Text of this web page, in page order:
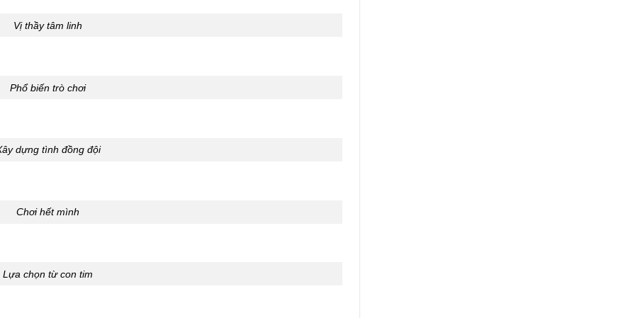
Vị thầy tâm linh
Phổ biến trò chơi
dựng tình đồng đội
Chơi hết mình
Lựa chọn từ con tim